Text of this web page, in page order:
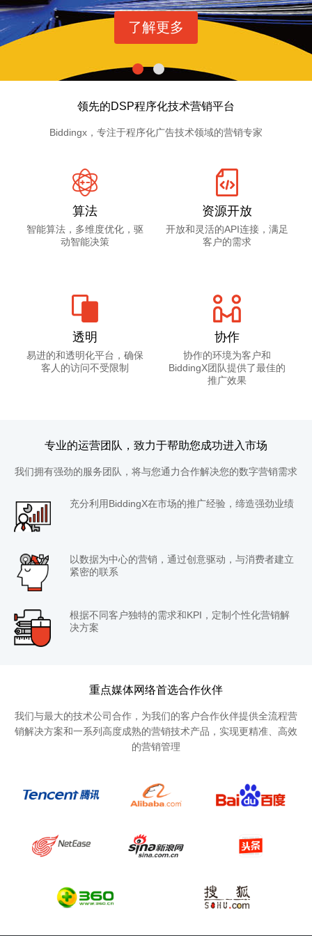
了解更多
领先的DSP程序化技术营销平台
Biddingx，专注于程序化广告技术领域的营销专家
算法
智能算法，多维度优化，驱
动智能决策
资源开放
开放和灵活的API连接，满足
客户的需求
透明
易进的和透明化平台，确保
客人的访问不受限制
协作
协作的环境为客户和
BiddingX团队提供了最佳的
推广效果
专业的运营团队，致力于帮助您成功进入市场
我们拥有强劲的服务团队，将与您通力合作解决您的数字营销需求
充分利用BiddingX在市场的推广经验，缔造强劲业绩
以数据为中心的营销，通过创意驱动，与消费者建立
紧密的联系
根据不同客户独特的需求和KPI，定制个性化营销解
决方案
重点媒体网络首选合作伙伴
我们与最大的技术公司合作，为我们的客户合作伙伴提供全流程营
销解决方案和一系列高度成熟的营销技术产品，实现更精准、高效
的营销管理